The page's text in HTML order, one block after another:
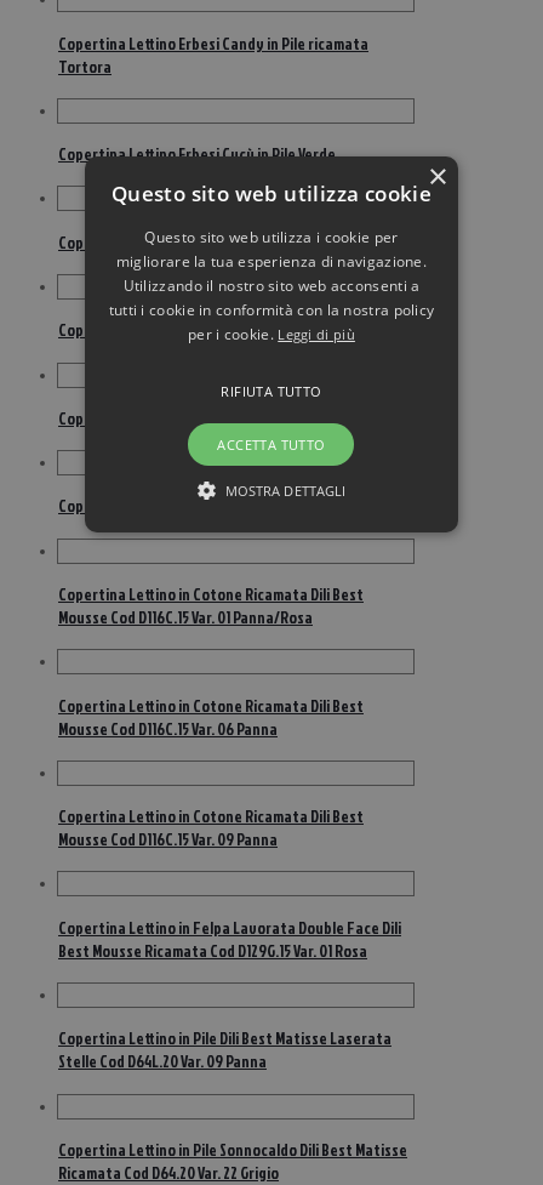
Copertina Lettino Erbesi Candy in Pile ricamata
Tortora
Copertina Lettino Erbesi Cucù in Pile Verde
Copertina Lettino Erbesi Cucù in Piquet Verde
Copertina Lettino Erbesi Cuori in Piquet Avorio
Copertina Lettino Erbesi Dolce in Pile col. Bianco
Copertina Lettino Erbesi Lilo & Giò in Pile col Avio
Copertina Lettino in Cotone Ricamata Dili Best
Mousse Cod D116C.15 Var. 01 Panna/Rosa
Copertina Lettino in Cotone Ricamata Dili Best
Mousse Cod D116C.15 Var. 06 Panna
Copertina Lettino in Cotone Ricamata Dili Best
Mousse Cod D116C.15 Var. 09 Panna
Copertina Lettino in Felpa Lavorata Double Face Dili
Best Mousse Ricamata Cod D129G.15 Var. 01 Rosa
Copertina Lettino in Pile Dili Best Matisse Laserata
Stelle Cod D64L.20 Var. 09 Panna
Copertina Lettino in Pile Sonnocaldo Dili Best Matisse
Ricamata Cod D64.20 Var. 22 Grigio
×
Questo sito web utilizza cookie
Questo sito web utilizza i cookie per
migliorare la tua esperienza di navigazione.
Utilizzando il nostro sito web acconsenti a
tutti i cookie in conformità con la nostra policy
per i cookie. Leggi di più
ACCETTA TUTTO
RIFIUTA TUTTO
MOSTRA DETTAGLI